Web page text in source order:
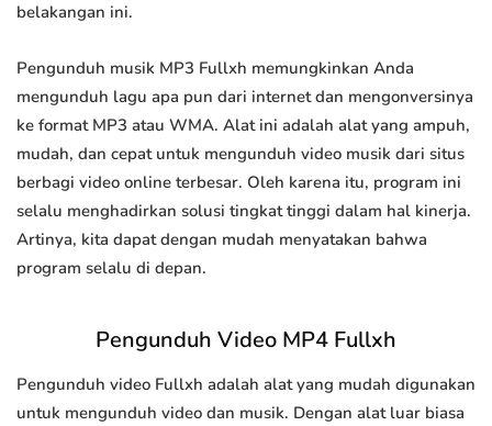
belakangan ini.
Pengunduh musik MP3 Fullxh memungkinkan Anda
mengunduh lagu apa pun dari internet dan mengonversinya
ke format MP3 atau WMA. Alat ini adalah alat yang ampuh,
mudah, dan cepat untuk mengunduh video musik dari situs
berbagi video online terbesar. Oleh karena itu, program ini
selalu menghadirkan solusi tingkat tinggi dalam hal kinerja.
Artinya, kita dapat dengan mudah menyatakan bahwa
program selalu di depan.
Pengunduh Video MP4 Fullxh
Pengunduh video Fullxh adalah alat yang mudah digunakan
untuk mengunduh video dan musik. Dengan alat luar biasa